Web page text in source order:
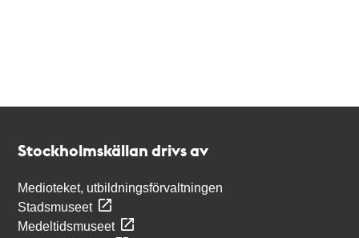
Stockholmskällan drivs av
Medioteket, utbildningsförvaltningen
Stadsmuseet
Medeltidsmuseet